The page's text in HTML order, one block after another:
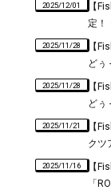
2025/12/01
【
定！
2025/11/28
【
どぅ
2025/11/28
【
どぅ
2025/11/21
【
クツ
2025/11/16
【
「